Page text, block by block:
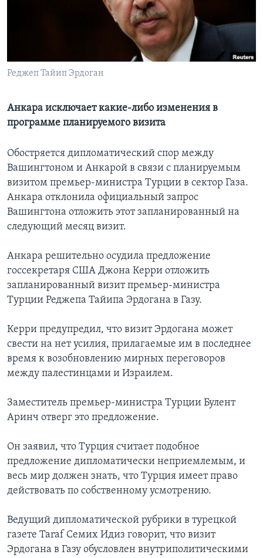
Языки
Реджеп Тайип Эрдоган
Анкара исключает какие-либо изменения в
программе планируемого визита
Обостряется дипломатический спор между
Вашингтоном и Анкарой в связи с планируемым
визитом премьер-министра Турции в сектор Газа.
Анкара отклонила официальный запрос
Вашингтона отложить этот запланированный на
следующий месяц визит.
Анкара решительно осудила предложение
госсекретаря США Джона Керри отложить
запланированный визит премьер-министра
Турции Реджепа Тайипа Эрдогана в Газу.
Керри предупредил, что визит Эрдогана может
свести на нет усилия, прилагаемые им в последнее
время к возобновлению мирных переговоров
между палестинцами и Израилем.
Заместитель премьер-министра Турции Булент
Аринч отверг это предложение.
Он заявил, что Турция считает подобное
предложение дипломатически неприемлемым, и
весь мир должен знать, что Турция имеет право
действовать по собственному усмотрению.
Ведущий дипломатической рубрики в турецкой
газете Taraf Семих Идиз говорит, что визит
Эрдогана в Газу обусловлен внутриполитическими